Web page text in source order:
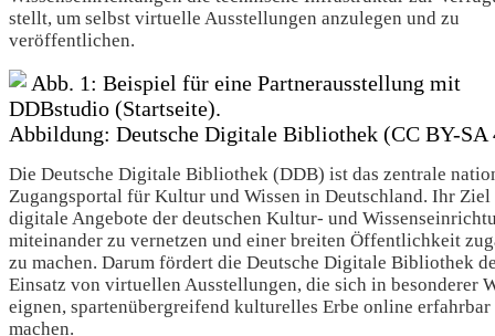
stellt, um selbst virtuelle Ausstellungen anzulegen und zu
veröffentlichen.
Abb. 1: Beispiel für eine Partnerausstellung mit
DDBstudio (Startseite).
Abbildung: Deutsche Digitale Bibliothek (CC BY-SA
Die Deutsche Digitale Bibliothek (DDB) ist das zentrale
Zugangsportal für Kultur und Wissen in Deutschland. Ihr Ziel
digitale Angebote der deutschen Kultur- und
miteinander zu vernetzen und einer breiten Öffentlichkeit
zu machen. Darum fördert die Deutsche Digitale Bibliothek
Einsatz von virtuellen Ausstellungen, die sich in besonderer
eignen, spartenübergreifend kulturelles Erbe online erfahrbar
machen.